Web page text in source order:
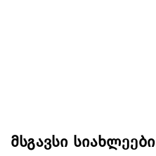
მსგავსი სიახლეები